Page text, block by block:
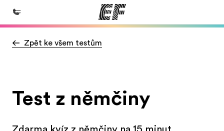
Domů
Podívejte se, co všechno děláme
Zpět ke všem testům
Test z němčiny